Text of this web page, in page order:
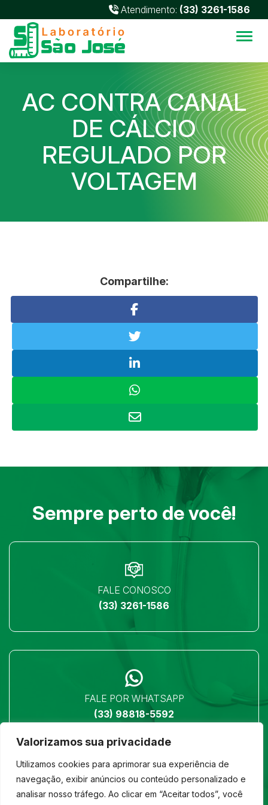
Valorizamos sua privacidade
Utilizamos cookies para aprimorar sua experiência de
navegação, exibir anúncios ou conteúdo personalizado e
analisar nosso tráfego. Ao clicar em “Aceitar todos”, você
Atendimento: (33) 3261-1586
AC CONTRA CANAL
DE CÁLCIO
REGULADO POR
VOLTAGEM
Compartilhe:
Sempre perto de você!
FALE CONOSCO
(33) 3261-1586
FALE POR WHATSAPP
(33) 98818-5592